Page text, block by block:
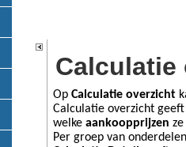
Calculatie
Op Calculatie overzicht
Calculatie overzicht
welke aankoopprijzen
Per groep van